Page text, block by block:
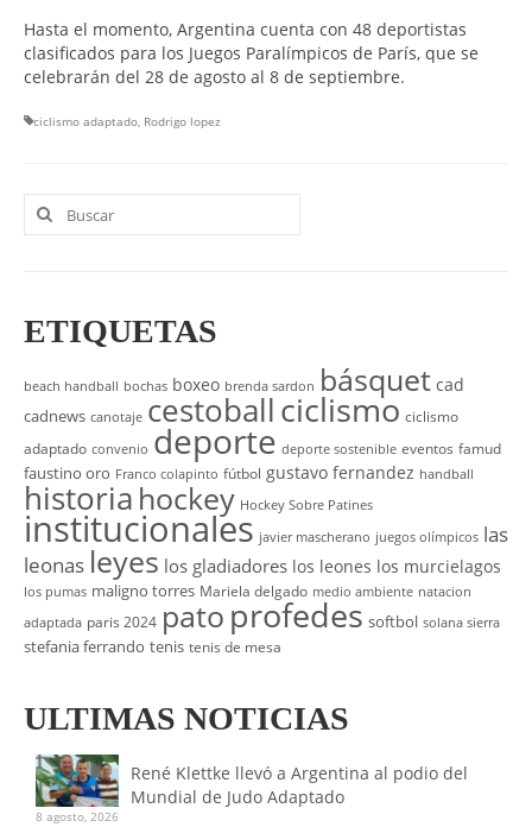
Hasta el momento, Argentina cuenta con 48 deportistas
clasificados para los Juegos Paralímpicos de París, que se
celebrarán del 28 de agosto al 8 de septiembre.
ciclismo adaptado, Rodrigo lopez
Buscar
por:
ETIQUETAS
beach handball bochas boxeo brenda sardon básquet cad
cadnews canotaje cestoballciclismo ciclismo
adaptado convenio deporte deporte sostenible eventos famud
faustino oro Franco colapinto fútbol gustavo fernandez handball
historia hockey Hockey Sobre Patines
institucionales javier mascherano juegos olímpicos las
leonas leyes los gladiadores los leones los murcielagos
los pumas maligno torres Mariela delgado medio ambiente natacion
adaptada paris 2024 pato profedes softbol solana sierra
stefania ferrando tenis tenis de mesa
ULTIMAS NOTICIAS
René Klettke llevó a Argentina al podio del
Mundial de Judo Adaptado
8 agosto, 2026